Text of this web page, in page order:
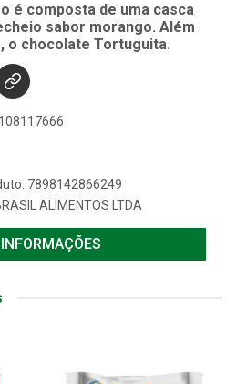
é composta de uma casca
sabor morango. Além
o chocolate Tortuguita.
7898142866249
ALIMENTOS LTDA